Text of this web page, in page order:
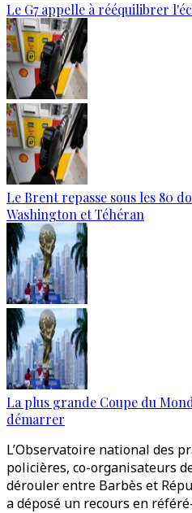
Le G7 appelle à rééquilibrer
Le Brent repasse sous les 80
Washington et Téhéran
La plus grande Coupe du
démarrer
L’Observatoire national des
policières, co-organisateurs
dérouler entre Barbès et
a déposé un recours en